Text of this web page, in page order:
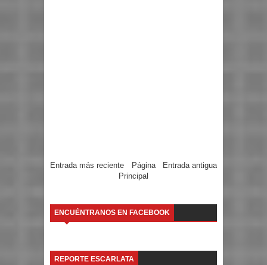
Entrada más reciente Entrada antigua
Página
Principal
ENCUÉNTRANOS EN FACEBOOK
REPORTE ESCARLATA